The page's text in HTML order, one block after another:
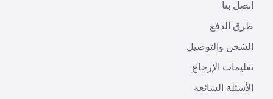
اتصل بنا
طرق الدفع
الشحن والتوصيل
تعليمات الإرجاع
الأسئلة الشائعة